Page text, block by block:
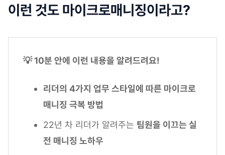
이런 것도 마이크로매니징이라고?
💡 10분 안에 이런 내용을 알려드려요!
리더의 4가지 업무 스타일에 따른 마이크로
매니징 극복 방법
22년 차 리더가 알려주는 팀원을 이끄는 실
전 매니징 노하우